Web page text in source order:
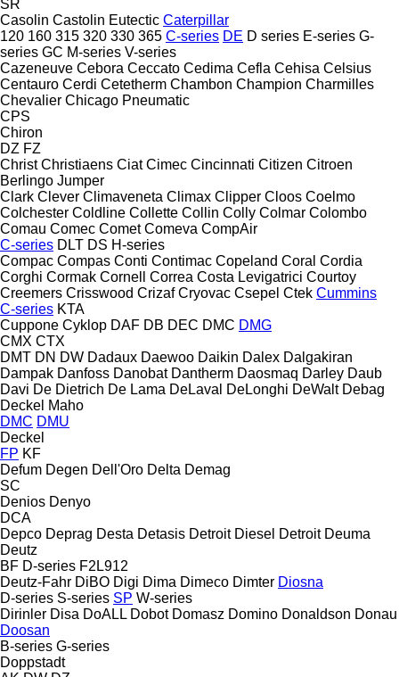
SR
Casolin Castolin Eutectic Caterpillar
120 160 315 320 330 365 C-series DE D series E-series G-
series GC M-series V-series
Cazeneuve Cebora Ceccato Cedima Cefla Cehisa Celsius
Centauro Cerdi Cetetherm Chambon Champion Charmilles
Chevalier Chicago Pneumatic
CPS
Chiron
DZ FZ
Christ Christiaens Ciat Cimec Cincinnati Citizen Citroen
Berlingo Jumper
Clark Clever Climaveneta Climax Clipper Cloos Coelmo
Colchester Coldline Collette Collin Colly Colmar Colombo
Comau Comec Comet Comeva CompAir
C-series DLT DS H-series
Compac Compas Conti Contimac Copeland Coral Cordia
Corghi Cormak Cornell Correa Costa Levigatrici Courtoy
Creemers Crisswood Crizaf Cryovac Csepel Ctek Cummins
C-series KTA
Cuppone Cyklop DAF DB DEC DMC DMG
CMX CTX
DMT DN DW Dadaux Daewoo Daikin Dalex Dalgakiran
Dampak Danfoss Danobat Dantherm Daosmaq Darley Daub
Davi De Dietrich De Lama DeLaval DeLonghi DeWalt Debag
Deckel Maho
DMC DMU
Deckel
FP KF
Defum Degen Dell'Oro Delta Demag
SC
Denios Denyo
DCA
Depco Deprag Desta Detasis Detroit Diesel Detroit Deuma
Deutz
BF D-series F2L912
Deutz-Fahr DiBO Digi Dima Dimeco Dimter Diosna
D-series S-series SP W-series
Dirinler Disa DoALL Dobot Domasz Domino Donaldson Donau
Doosan
B-series G-series
Doppstadt